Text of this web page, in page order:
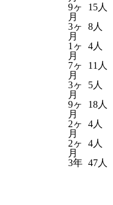
9ヶ
月
15人
3ヶ
月
8人
1ヶ
月
4人
7ヶ
月
11人
3ヶ
月
5人
9ヶ
月
18人
2ヶ
月
4人
2ヶ
月
4人
3年 47人